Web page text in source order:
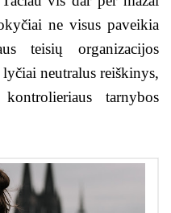
ne visus paveikia
teisių organizacijos
neutralus reiškinys,
tarnybos